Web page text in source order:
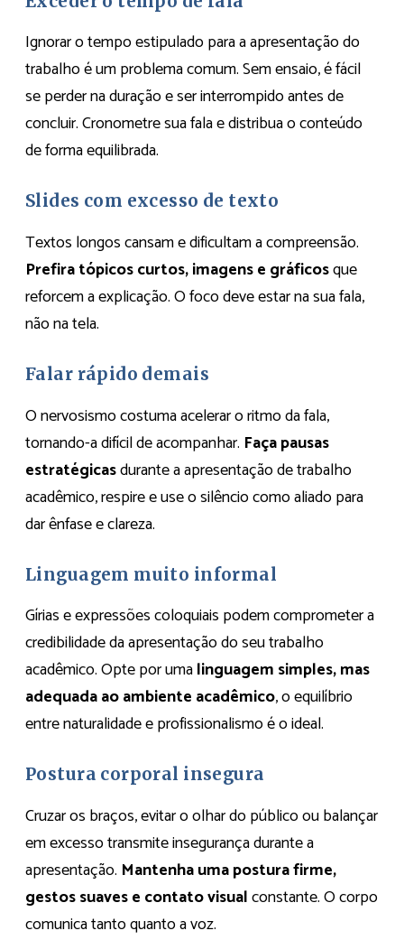
Ignorar o tempo estipulado para a apresentação do
trabalho é um problema comum. Sem ensaio, é fácil
se perder na duração e ser interrompido antes de
concluir. Cronometre sua fala e distribua o conteúdo
de forma equilibrada.
Slides com excesso de texto
Textos longos cansam e dificultam a compreensão.
Prefira tópicos curtos, imagens e gráficosque
reforcem a explicação. O foco deve estar na sua fala,
não na tela.
Falar rápido demais
O nervosismo costuma acelerar o ritmo da fala,
tornando-a difícil de acompanhar. Faça pausas
estratégicasdurante a apresentação de trabalho
acadêmico, respire e use o silêncio como aliado para
dar ênfase e clareza.
Linguagem muito informal
Gírias e expressões coloquiais podem comprometer a
credibilidade da apresentação do seu trabalho
acadêmico. Opte por umalinguagem simples, mas
adequada ao ambiente acadêmico, o equilíbrio
entre naturalidade e profissionalismo é o ideal.
Postura corporal insegura
Cruzar os braços, evitar o olhar do público ou balançar
em excesso transmite insegurança durante a
apresentação. Mantenha uma postura firme,
gestos suaves e contato visualconstante. O corpo
comunica tanto quanto a voz.